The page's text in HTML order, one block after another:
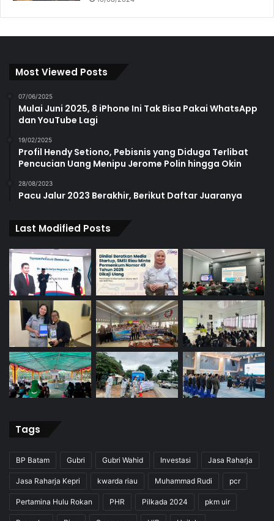
Most Viewed Posts
07/06/2025
Mulai Juni 2025, 8 iPhone Ini Tak Bisa Pakai WhatsApp
dan YouTube Lagi
19/02/2025
Profil Hendy Setiono, Pebisnis yang Diduga Terlibat
Pencucian Uang Menipu Jerome Polin hingga Okin
28/08/2023
Pacu Jalur 2023 Berakhir, Berikut Daftar Juaranya
Last Modified Posts
Tags
BP Batam Gubri Gubri Wahid Investasi Jasa Raharja
Jasa Raharja Kepri kwarda riau Muhammad Rudi pcr
Pertamina Hulu Rokan PHR Pilkada 2024 pkm uir